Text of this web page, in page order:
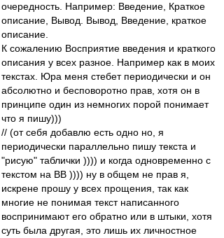
очередность. Например: Введение, Краткое
описание, Вывод. Вывод, Введение, краткое
описание.
К сожалению Восприятие введения и краткого
описания у всех разное. Например как в моих
текстах. Юра меня стебет периодически и он
абсолютно и бесповоротно прав, хотя он в
принципе один из немногих порой понимает
что я пишу)))
// (от себя добавлю есть одно но, я
периодически параллельно пишу текста и
"рисую" таблички )))) и когда одновременно с
текстом на ВВ )))) ну в общем не прав я,
искрене прошу у всех прощения, так как
многие не понимая текст написанного
воспринимают его обратно или в штыки, хотя
суть была другая, это лишь их личностное